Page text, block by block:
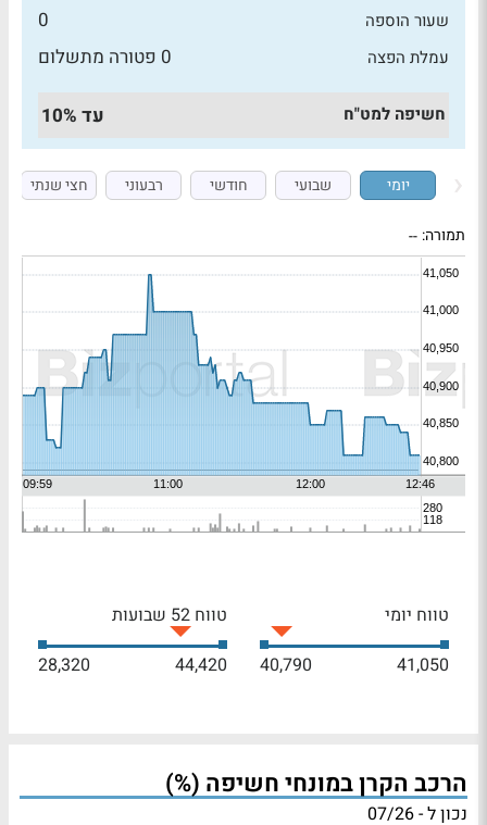
שעור הוספה
0
עמלת הפצה 0 פטורה מתשלום
חשיפה למט"ח עד 10%
יומי שבועי חודשי רבעוני חצי שנתי
תמורה: --
טווח יומי
41,050
40,790
טווח 52 שבועות
44,420
28,320
הרכב הקרן במונחי חשיפה (%)
נכון ל - 07/26